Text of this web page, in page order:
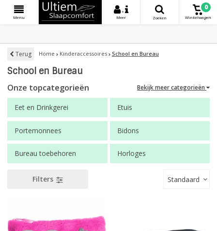
Menu
+
Meer
Zoeken
0
Winkelwagen
Terug Home Kinderaccessoires School en Bureau
School en Bureau
Onze topcategorieën Bekijk meer categorieën
Eet en Drinkgerei Etuis
Portemonnees Bidons
Bureau toebehoren Horloges
Filters Standaard